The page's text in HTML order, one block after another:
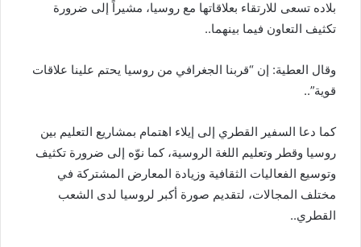
بلاده تسعى للارتقاء بعلاقاتها مع روسيا، مشيراً إلى ضرورة
تكثيف التعاون فيما بينهما..
وقال العطية: إن “قربنا الجغرافي من روسيا يحتم علينا علاقات
قوية”..
كما دعا السفير القطري إلى إيلاء اهتمام بمشاريع التعليم بين
روسيا وقطر وتعليم اللغة الروسية، كما نوّه إلى ضرورة تكثيف
وتوسيع الفعاليات الثقافية وزيادة المعارض المشتركة في
مختلف المجالات، لتقديم صورة أكبر لروسيا لدى الشعب
القطري..